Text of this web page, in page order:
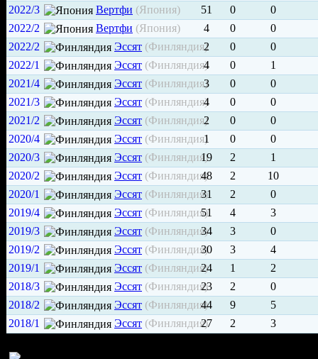
2022/3
Вертфи (Япония) 51 0
0
2022/2
Вертфи (Япония) 4 0
0
2022/2
Эссят (Финляндия)
2 0
0
2022/1
Эссят (Финляндия)4 0
1
2021/4
Эссят (Финляндия)3 0
0
2021/3
Эссят (Финляндия)4 0
0
2021/2
Эссят (Финляндия)
2 0
0
2020/4
Эссят (Финляндия)
1 0
0
2020/3
Эссят (Финляндия)19 2
1
2020/2
Эссят (Финляндия)48 2
10
2020/1
Эссят (Финляндия)
31 2
0
2019/4
Эссят (Финляндия)
51 4
3
2019/3
Эссят (Финляндия)34 3
0
2019/2
Эссят (Финляндия)30 3
4
2019/1
Эссят (Финляндия)24 1
2
2018/3
Эссят (Финляндия)23 2
0
2018/2
Эссят (Финляндия)44 9
5
2018/1
Эссят (Финляндия)27 2 3